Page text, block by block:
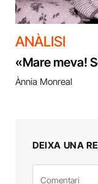
ANÀLISI
«Mare meva!
Ànnia Monreal
DEIXA UNA